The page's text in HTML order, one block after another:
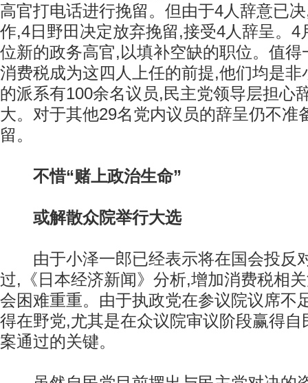
高官打电话进行挽留。但由于4人辞意已
作,4日野田决定放弃挽留,接受4人辞呈。4
位新的政务高官,以填补空缺的职位。值
消费税成为这四人上任的前提,他们均是非
的派系有100余名议员,民主党领导层担心
大。对于其他29名党内议员的辞呈仍不准
留。
不惜“赌上政治生命”
或解散众院举行大选
由于小泽一郎已经表示将在国会投反
过,《日本经济新闻》分析,增加消费税相
会困难重重。由于执政党在参议院议席不
得在野党,尤其是在众议院审议阶段赢得
案通过的关键。